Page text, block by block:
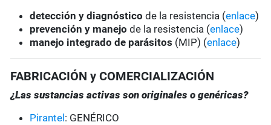
detección y diagnóstico de la resistencia (enlace)
prevención y manejo de la resistencia (enlace)
manejo integrado de parásitos (MIP) (enlace)
FABRICACIÓN y COMERCIALIZACIÓN
¿Las sustancias activas son originales o genéricas?
Pirantel : GENÉRICO